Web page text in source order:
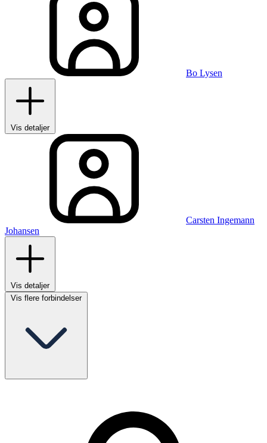
Bo Lysen
Vis detaljer
Carsten Ingemann
Johansen
Vis detaljer
Vis flere forbindelser